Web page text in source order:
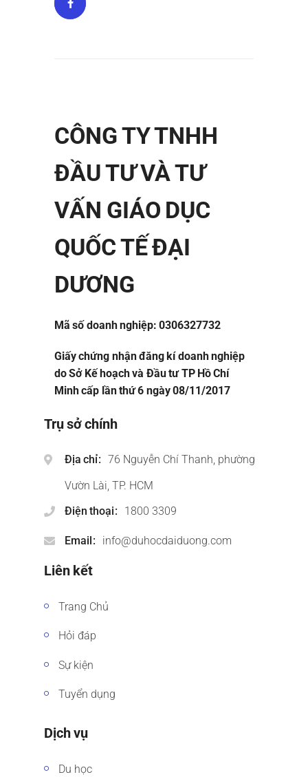
CÔNG TY TNHH
ĐẦU TƯ VÀ TƯ
VẤN GIÁO DỤC
QUỐC TẾ ĐẠI
DƯƠNG
Mã số doanh nghiệp: 0306327732
Giấy chứng nhận đăng kí doanh nghiệp
do Sở Kế hoạch và Đầu tư TP Hồ Chí
Minh cấp lần thứ 6 ngày 08/11/2017
Trụ sở chính
Địa chỉ
76 Nguyễn Chí Thanh, phường
Vườn Lài, TP. HCM
Điện thoại
1800 3309
Email info@duhocdaiduong.com
Liên kết
Trang Chủ
Hỏi đáp
Sự kiện
Tuyển dụng
Dịch vụ
Du học